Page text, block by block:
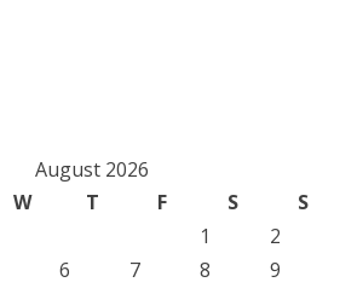
August 2026
W T F S
S
1
2
6 7 8
9